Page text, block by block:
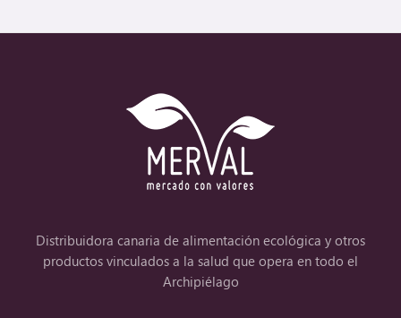
Distribuidora canaria de alimentación ecológica y otros
productos vinculados a la salud que opera en todo el
Archipiélago